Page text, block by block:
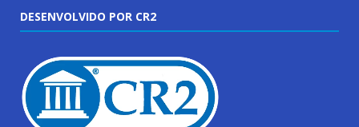
DESENVOLVIDO POR CR2